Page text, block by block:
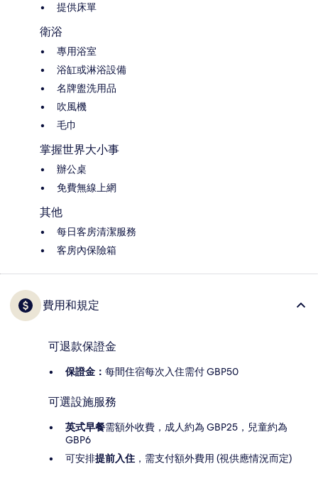
提供床單
衛浴
專用浴室
浴缸或淋浴設備
名牌盥洗用品
吹風機
毛巾
掌握世界大小事
辦公桌
免費無線上網
其他
每日客房清潔服務
客房內保險箱
費用和規定
可退款保證金
保證金： 每間住宿每次入住需付 GBP50
可選設施服務
英式早餐需額外收費，成人約為 GBP25，兒童約為
GBP6
可安排提前入住 ，需支付額外費用 (視供應情況而定)